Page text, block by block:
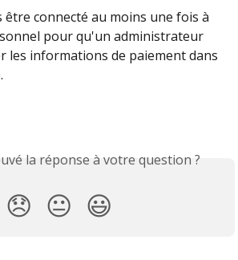
être connecté au moins une fois à
pour qu'un administrateur
les informations de paiement dans
la réponse à votre question ?
😞 😐 😃